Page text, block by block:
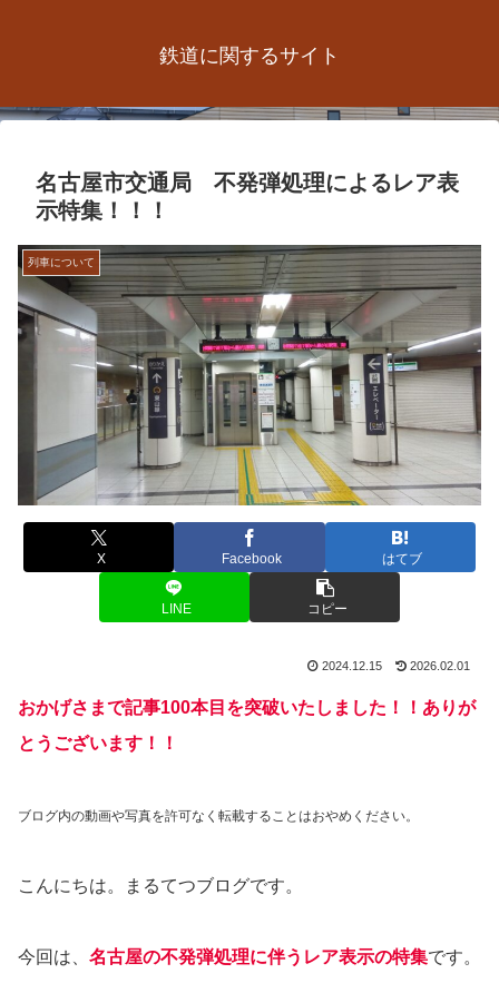
鉄道に関するサイト
名古屋市交通局 不発弾処理によるレア表
示特集！！！
列車について
X Facebook はてブ
LINE コピー
2024.12.15 2026.02.01
おかげさまで記事100本目を突破いたしました！！ありが
とうございます！！
ブログ内の動画や写真を許可なく転載することはおやめください。
こんにちは。まるてつブログです。
今回は、 名古屋の不発弾処理に伴う レア表示の特集です。